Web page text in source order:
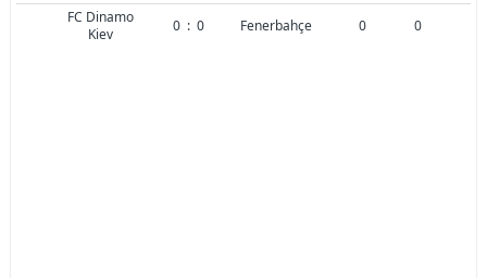
FC Dinamo
Kiev
0 : 0 Fenerbahçe 0 0